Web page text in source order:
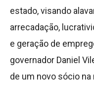
estado, visando
arrecadação,
e geração de
governador Daniel
de um novo sócio na